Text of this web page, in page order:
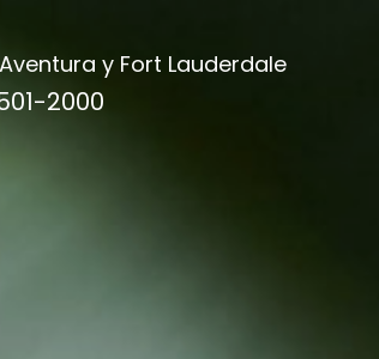
y Fort Lauderdale
2000